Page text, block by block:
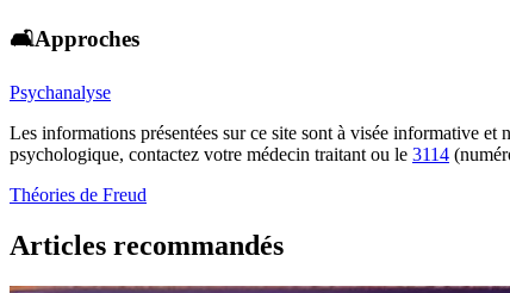
🛋️Approches
Psychanalyse
Les informations présentées sur ce site sont à visée informative et
psychologique, contactez votre médecin traitant ou le 3114
Théories de Freud
Articles recommandés